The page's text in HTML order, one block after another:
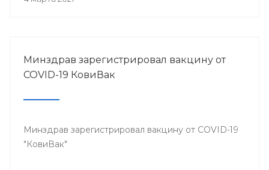
Минздрав зарегистрировал вакцину от
COVID-19 КовиВак
Минздрав зарегистрировал вакцину от COVID-19
"КовиВак"